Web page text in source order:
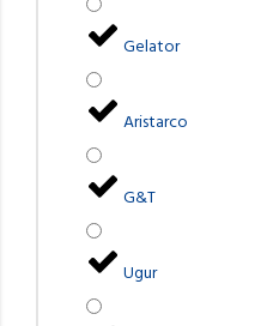
Gelator
Aristarco
G&T
Ugur